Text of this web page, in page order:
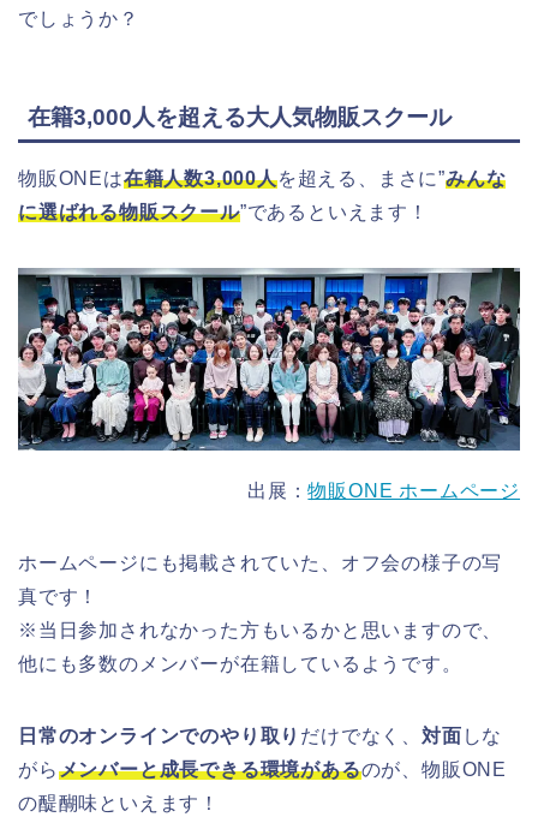
でしょうか？
在籍3,000人を超える大人気物販スクール
物販ONEは在籍人数3,000人を超える、まさに”みんな
に選ばれる物販スクール”であるといえます！
出展：物販ONE ホームページ
ホームページにも掲載されていた、オフ会の様子の写
真です！
※当日参加されなかった方もいるかと思いますので、
他にも多数のメンバーが在籍しているようです。
日常のオンラインでのやり取り だけでなく、対面 しな
がらメンバーと成長できる環境があるのが、物販ONE
の醍醐味といえます！